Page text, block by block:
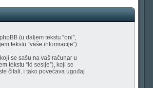
(u daljem tekstu “oni”,
tekstu “vaše informacije”).
se sašu na vaš računar u
tekstu “id sesije”), koji se
čitali, i tako povećava ugođaj